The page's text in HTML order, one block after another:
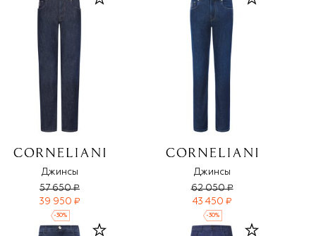
Джинсы
57 650 ₽
39 950 ₽
-30%
Джинсы
62 050 ₽
43 450 ₽
-30%